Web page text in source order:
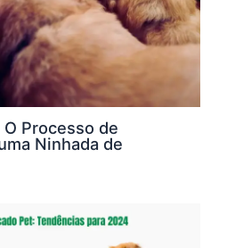
Processo de
Ninhada de